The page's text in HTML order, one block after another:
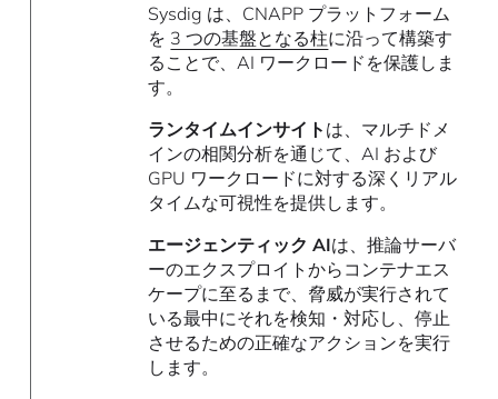
Sysdig は、CNAPP プラットフォーム
を 3 つの基盤となる柱に沿って構築す
ることで、AI ワークロードを保護しま
す。
ランタイムインサイト は、マルチドメ
インの相関分析を通じて、AI および
GPU ワークロードに対する深くリアル
タイムな可視性を提供します。
エージェンティック AIは、推論サーバ
ーのエクスプロイトからコンテナエス
ケープに至るまで、脅威が実行されて
いる最中にそれを検知・対応し、停止
させるための正確なアクションを実行
します。